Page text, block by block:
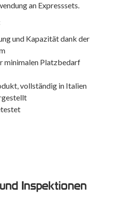
an Expresssets.
und Kapazität dank der
minimalen Platzbedarf
vollständig in Italien
Inspektionen